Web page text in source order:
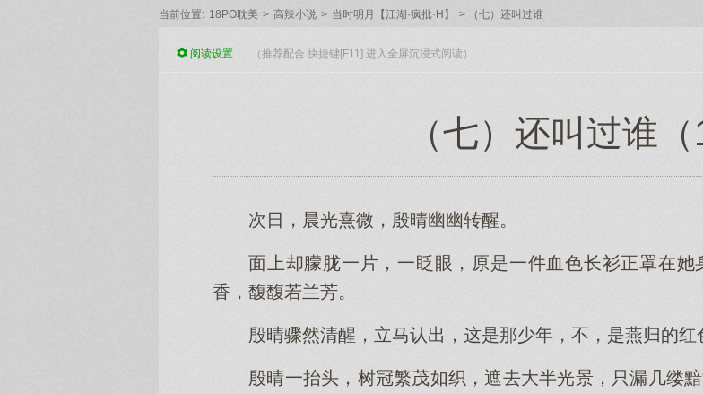
当前位置: 18PO耽美 > 高辣小说 > 当时明月【江湖·疯批·H】 > （七）还叫过谁
阅读设置 （推荐配合 快捷键[F11] 进入全屏沉浸式阅读）
（七）还叫过谁（
次日，晨光熹微，殷晴幽幽转醒。
面上却朦胧一片，一眨眼，原是一件血色长衫正罩在
香，馥馥若兰芳。
殷晴骤然清醒，立马认出，这是那少年，不，是燕归的红
殷晴一抬头，树冠繁茂如织，遮去大半光景，只漏几缕